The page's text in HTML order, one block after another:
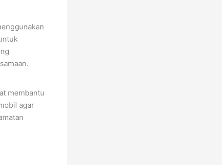
membantu
agar